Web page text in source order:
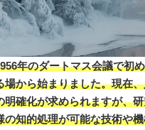
年のダートマス会議で初
場から始まりました。現在
明確化が求められますが、
の知的処理が可能な技術や